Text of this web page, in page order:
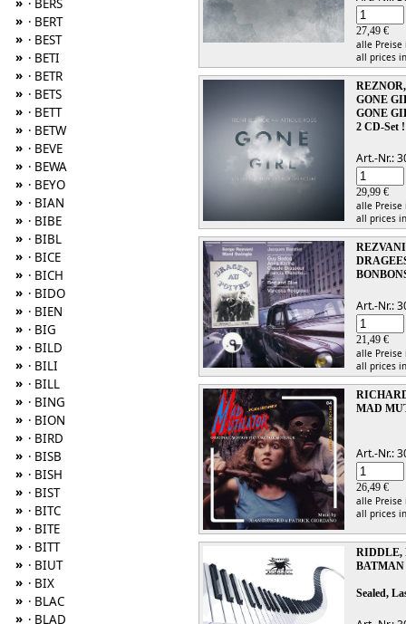
· BERS
» · BERT
» · BEST
» · BETI
» · BETR
» · BETS
» · BETT
» · BETW
» · BEVE
» · BEWA
» · BEYO
» · BIAN
» · BIBE
» · BIBL
» · BICE
» · BICH
» · BIDO
» · BIEN
» · BIG
» · BILD
» · BILI
» · BILL
» · BING
» · BION
» · BIRD
» · BISB
» · BISH
» · BIST
» · BITC
» · BITE
» · BITT
» · BIUT
» · BIX
» · BLAC
» · BLAD
27,49 €
alle
all prices
GONE
GONE
2 CD-Set
Art.-Nr.:
29,99 €
alle
all prices
Art.-Nr.:
21,49 €
alle
all prices
MAD
Art.-Nr.:
26,49 €
alle
all prices
RIDDLE,
BATMAN
Sealed,